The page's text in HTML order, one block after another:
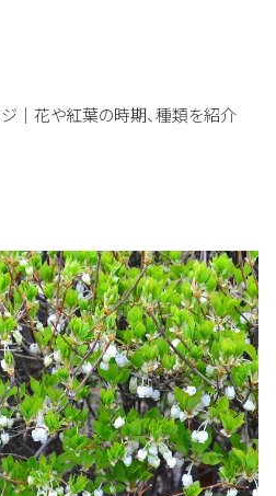
｜花や紅葉の時期、種類を紹介